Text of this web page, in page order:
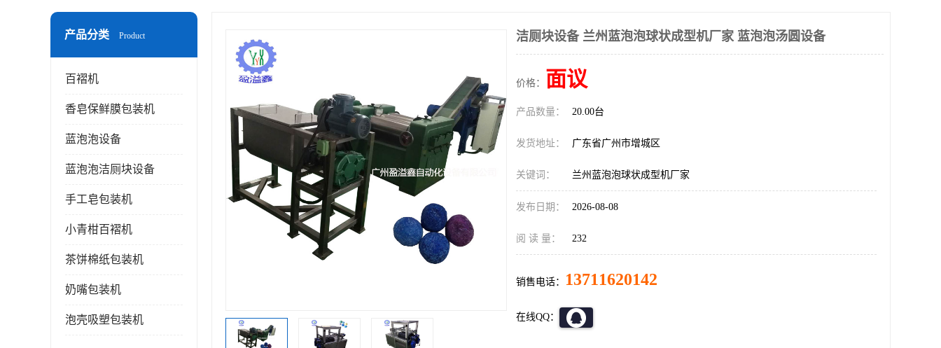
产品分类 Product
百褶机
香皂保鲜膜包装机
蓝泡泡设备
蓝泡泡洁厕块设备
手工皂包装机
小青柑百褶机
茶饼棉纸包装机
奶嘴包装机
泡壳吸塑包装机
洁厕块设备 兰州蓝泡泡球状成型机厂家 蓝泡泡汤圆设备
价格： 面议
产品数量： 20.00台
发货地址： 广东省广州市增城区
关键词： 兰州蓝泡泡球状成型机厂家
发布日期： 2026-08-08
阅 读 量： 232
销售电话： 13711620142
在线QQ：